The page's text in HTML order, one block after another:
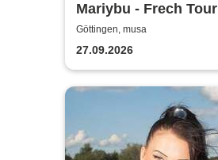
Mariybu - Frech Tour
Göttingen, musa
27.09.2026